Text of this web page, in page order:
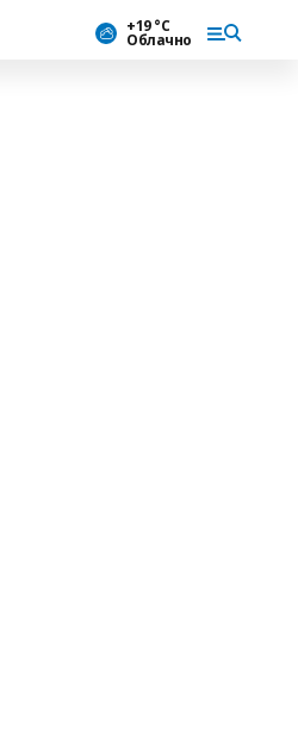
+19 °С
Облачно